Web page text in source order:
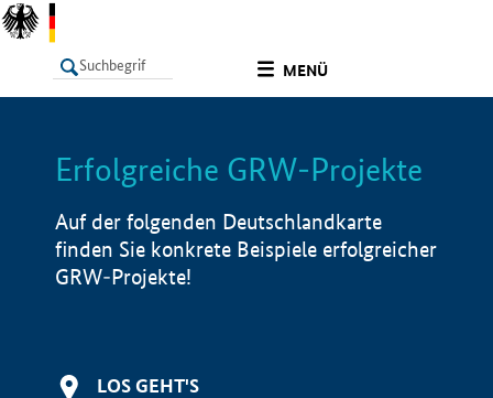
MENÜ
LISTE Info
Erfolgreiche GRW-Projekte
Auf der folgenden Deutschlandkarte
finden Sie konkrete Beispiele erfolgreicher
GRW-Projekte!
LOS GEHT'S